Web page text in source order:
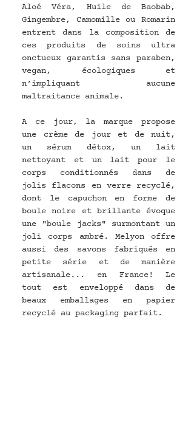
Aloé Véra, Huile de Baobab,
Gingembre, Camomille ou Romarin
entrent dans la composition de
ces produits de soins ultra
onctueux garantis sans paraben,
vegan, écologiques et
n’impliquant aucune
maltraitance animale.
A ce jour, la marque propose
une crème de jour et de nuit,
un sérum détox, un lait
nettoyant et un lait pour le
corps conditionnés dans de
jolis flacons en verre recyclé,
dont le capuchon en forme de
boule noire et brillante évoque
une "boule jacks" surmontant un
joli corps ambré. Melyon offre
aussi des savons fabriqués en
petite série et de manière
artisanale... en France! Le
tout est enveloppé dans de
beaux emballages en papier
recyclé au packaging parfait.